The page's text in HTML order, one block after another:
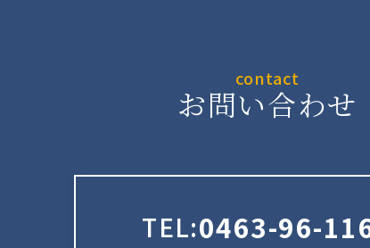
contact
お問い合わせ
TEL:0463-96-